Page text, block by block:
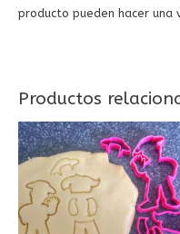
producto pueden hacer una
Productos